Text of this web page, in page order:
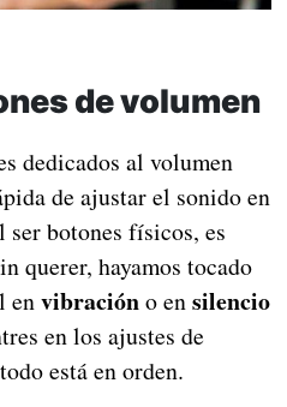
de volumen
dedicados al volumen
de ajustar el sonido en
botones físicos, es
querer, hayamos tocado
envibracióno ensilencio
en los ajustes de
está en orden.